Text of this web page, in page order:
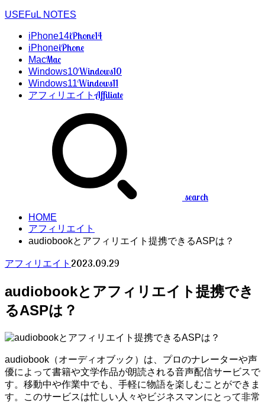
USEFuL NOTES
iPhone14iPhone14
iPhoneiPhone
MacMac
Windows10Windows10
Windows11Windows11
アフィリエイトAffiliate
search
HOME
アフィリエイト
audiobookとアフィリエイト提携できるASPは？
アフィリエイト 2023.09.29
audiobookとアフィリエイト提携でき
るASPは？
audiobook（オーディオブック）は、プロのナレーターや声
優によって書籍や文学作品が朗読される音声配信サービスで
す。移動中や作業中でも、手軽に物語を楽しむことができま
す。このサービスは忙しい人々やビジネスマンにとって非常